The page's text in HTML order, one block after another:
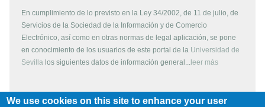
En cumplimiento de lo previsto en la Ley 34/2002, de 11 de julio, de
Servicios de la Sociedad de la Información y de Comercio
Electrónico, así como en otras normas de legal aplicación, se pone
en conocimiento de los usuarios de este portal de la Universidad de
Sevilla los siguientes datos de información general... leer más
We use cookies on this site to enhance your user